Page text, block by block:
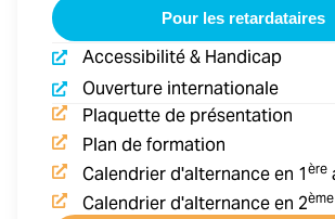
Pour les retardataires
Accessibilité & Handicap
Ouverture internationale
Plaquette de présentation
Plan de formation
Calendrier d'alternance en 1 ère
Calendrier d'alternance en 2ème